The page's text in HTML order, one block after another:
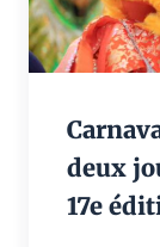
deux
17e